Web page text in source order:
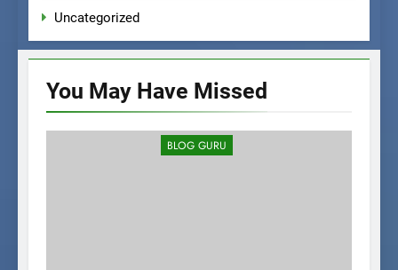
Uncategorized
You May Have Missed
BLOG GURU